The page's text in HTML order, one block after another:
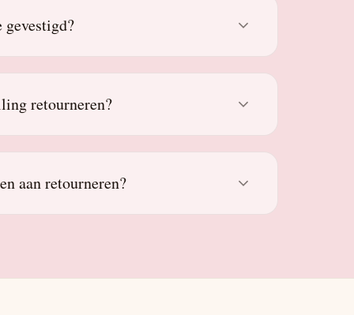
gevestigd?
retourneren?
aan retourneren?